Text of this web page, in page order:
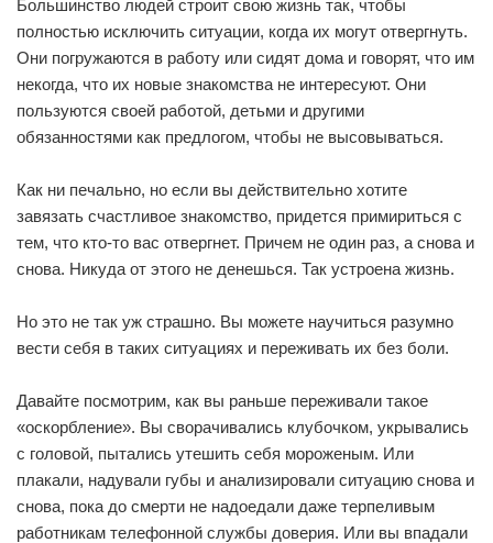
Большинство людей строит свою жизнь так, чтобы
полностью исключить ситуации, когда их могут отвергнуть.
Они погружаются в работу или сидят дома и говорят, что им
некогда, что их новые знакомства не интересуют. Они
пользуются своей работой, детьми и другими
обязанностями как предлогом, чтобы не высовываться.
Как ни печально, но если вы действительно хотите
завязать счастливое знакомство, придется примириться с
тем, что кто-то вас отвергнет. Причем не один раз, а снова и
снова. Никуда от этого не денешься. Так устроена жизнь.
Но это не так уж страшно. Вы можете научиться разумно
вести себя в таких ситуациях и переживать их без боли.
Давайте посмотрим, как вы раньше переживали такое
«оскорбление». Вы сворачивались клубочком, укрывались
с головой, пытались утешить себя мороженым. Или
плакали, надували губы и анализировали ситуацию снова и
снова, пока до смерти не надоедали даже терпеливым
работникам телефонной службы доверия. Или вы впадали